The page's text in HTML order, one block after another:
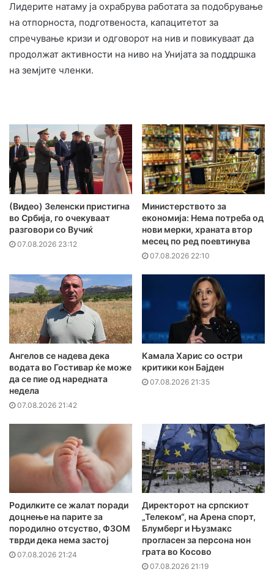
Лидерите натаму ја охрабрува работата за подобрување
на отпорноста, подготвеноста, капацитетот за
спречување кризи и одговорот на нив и повикуваат да
продолжат активности на ниво на Унијата за поддршка
на земјите членки.
(Видео) Зеленски пристигна
во Србија, го очекуваат
разговори со Вучиќ
07.08.2026 23:12
Министерството за
економија: Нема потреба од
нови мерки, храната втор
месец по ред поевтинува
07.08.2026 22:10
Ангелов се надева дека
водата во Гостивар ќе може
да се пие од наредната
недела
07.08.2026 21:42
Камала Харис со остри
критики кон Бајден
07.08.2026 21:35
Родилките се жалат поради
доцнење на парите за
породилно отсуство, ФЗОМ
тврди дека нема застој
07.08.2026 21:24
Директорот на српскиот
„Телеком“, на Арена спорт,
Блумберг и Њузмакс
прогласен за персона нон
грата во Косово
07.08.2026 21:19